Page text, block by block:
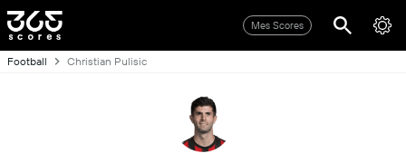
Mes Scores
Football Christian Pulisic